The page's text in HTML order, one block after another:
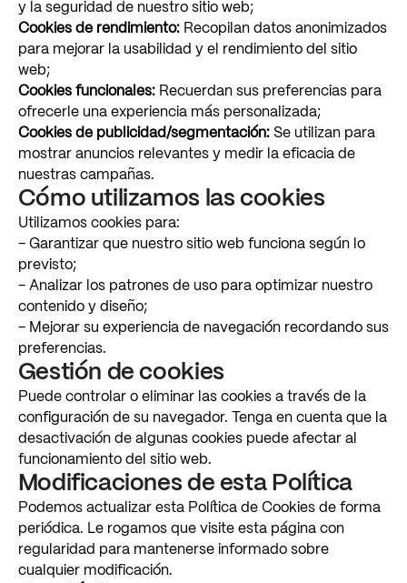
y la seguridad de nuestro sitio web;
Cookies de rendimiento: Recopilan datos anonimizados
para mejorar la usabilidad y el rendimiento del sitio
web;
Cookies funcionales: Recuerdan sus preferencias para
ofrecerle una experiencia más personalizada;
Cookies de publicidad/segmentación: Se utilizan para
mostrar anuncios relevantes y medir la eficacia de
nuestras campañas.
Cómo utilizamos las cookies
Utilizamos cookies para:
– Garantizar que nuestro sitio web funciona según lo
previsto;
– Analizar los patrones de uso para optimizar nuestro
contenido y diseño;
– Mejorar su experiencia de navegación recordando sus
preferencias.
Gestión de cookies
Puede controlar o eliminar las cookies a través de la
configuración de su navegador. Tenga en cuenta que la
desactivación de algunas cookies puede afectar al
funcionamiento del sitio web.
Modificaciones de esta Política
Podemos actualizar esta Política de Cookies de forma
periódica. Le rogamos que visite esta página con
regularidad para mantenerse informado sobre
cualquier modificación.